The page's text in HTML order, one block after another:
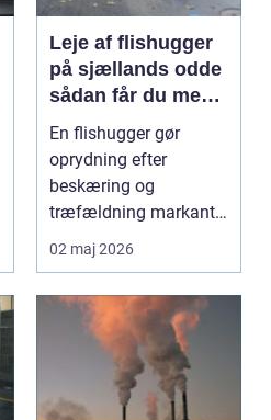
Leje af flishugger
på sjællands odde
sådan får du mest
ud af arbejdet
En flishugger gør
oprydning efter
beskæring og
træfældning markant
lettere. I stedet for at
bruge we...
02 maj 2026